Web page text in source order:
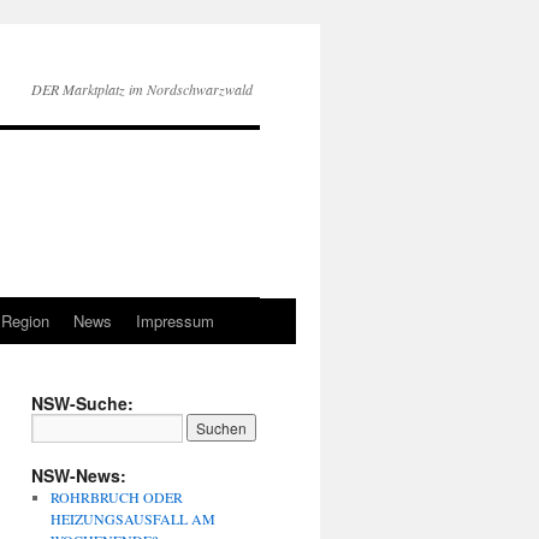
DER Marktplatz im Nordschwarzwald
News Impressum
NSW-Suche:
NSW-News:
ROHRBRUCH ODER
HEIZUNGSAUSFALL AM